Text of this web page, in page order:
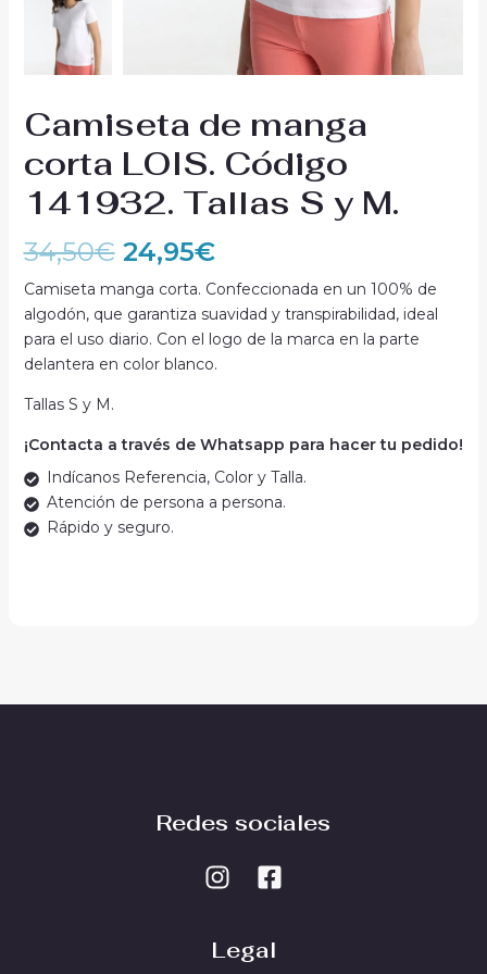
Camiseta de manga
corta LOIS. Código
141932. Tallas S y M.
34,50€ 24,95€
Camiseta manga corta. Confeccionada en un 100% de
algodón, que garantiza suavidad y transpirabilidad, ideal
para el uso diario. Con el logo de la marca en la parte
delantera en color blanco.
Tallas S y M.
¡Contacta a través de Whatsapp para hacer tu pedido!
Indícanos Referencia, Color y Talla.
Atención de persona a persona.
Rápido y seguro.
Redes sociales
Legal